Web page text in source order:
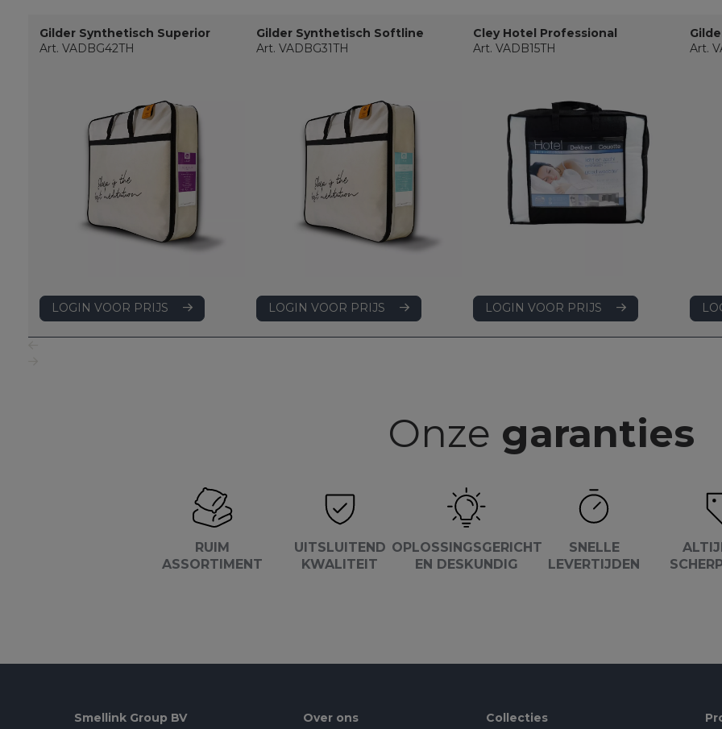
Gilder Synthetisch Superior
Art. VADBG42TH
LOGIN VOOR PRIJS
Gilder Synthetisch Softline
Art. VADBG31TH
LOGIN VOOR PRIJS
Cley Hotel Professional
Art. VADB15TH
LOGIN VOOR PRIJS
Art.
Onze garanties
RUIM
ASSORTIMENT
UITSLUITEND
KWALITEIT
OPLOSSINGSGERICHT
EN DESKUNDIG
SNELLE
LEVERTIJDEN
Smellink Group BV Over ons Collecties